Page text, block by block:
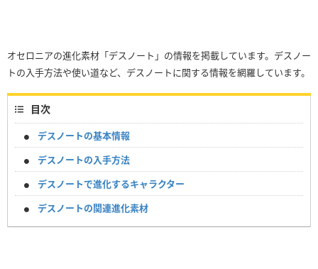
オセロニアの進化素材「デスノート」の情報を掲載しています。デスノー
トの入手方法や使い道など、デスノートに関する情報を網羅しています。
目次
デスノートの基本情報
デスノートの入手方法
デスノートで進化するキャラクター
デスノートの関連進化素材